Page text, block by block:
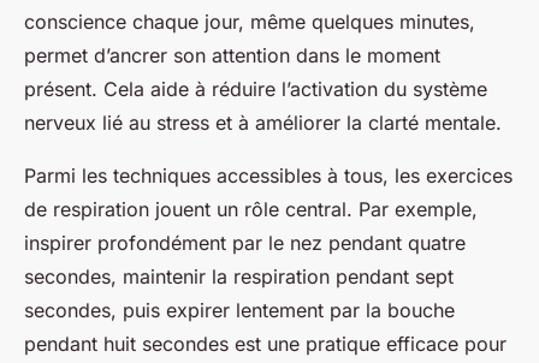
conscience chaque jour, même quelques minutes,
permet d’ancrer son attention dans le moment
présent. Cela aide à réduire l’activation du système
nerveux lié au stress et à améliorer la clarté mentale.
Parmi les techniques accessibles à tous, les exercices
de respiration jouent un rôle central. Par exemple,
inspirer profondément par le nez pendant quatre
secondes, maintenir la respiration pendant sept
secondes, puis expirer lentement par la bouche
pendant huit secondes est une pratique efficace pour